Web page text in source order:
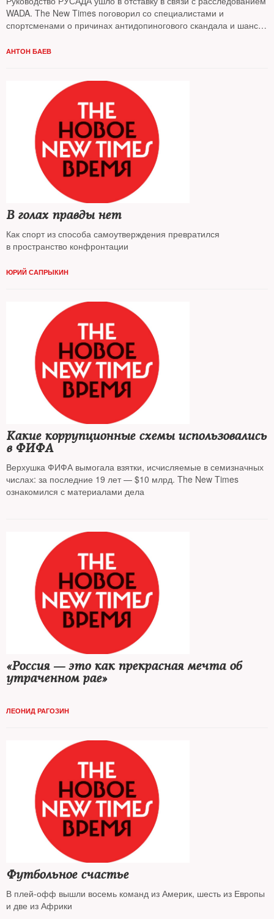
WADA. The New Times поговорил со специалистами и
спортсменами о причинах антидопиногового скандала и шансах
АНТОН БАЕВ
В голах правды нет
Как спорт из способа самоутверждения превратился
в пространство конфронтации
ЮРИЙ САПРЫКИН
Какие коррупционные схемы использовались
в ФИФА
Верхушка ФИФА вымогала взятки, исчисляемые в семизначных
числах: за последние 19 лет — $10 млрд. The New Times
ознакомился с материалами дела
«Россия — это как прекрасная мечта об
утраченном рае»
ЛЕОНИД РАГОЗИН
Футбольное счастье
В плей-офф вышли восемь команд из Америк, шесть из Европы
и две из Африки